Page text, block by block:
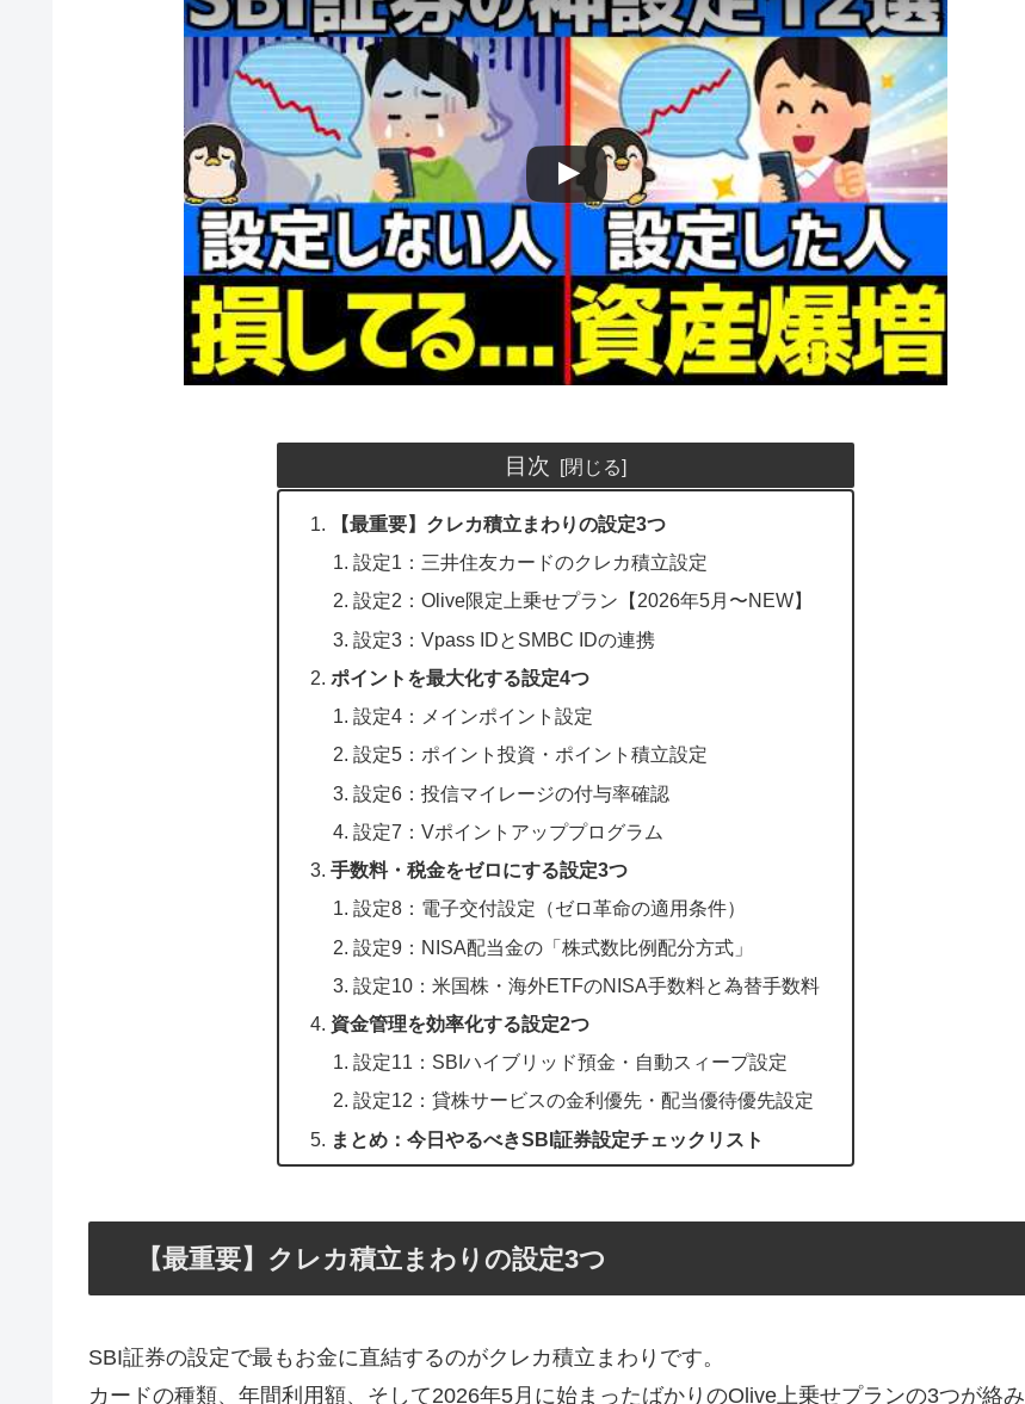
目次
【最重要】クレカ積立まわりの設定3つ
設定1：三井住友カードのクレカ積立設定
設定2：Olive限定上乗せプラン【2026年5月〜NEW】
設定3：Vpass IDとSMBC IDの連携
ポイントを最大化する設定4つ
設定4：メインポイント設定
設定5：ポイント投資・ポイント積立設定
設定6：投信マイレージの付与率確認
設定7：Vポイントアッププログラム
手数料・税金をゼロにする設定3つ
設定8：電子交付設定（ゼロ革命の適用条件）
設定9：NISA配当金の「株式数比例配分方式」
設定10：米国株・海外ETFのNISA手数料と為替手数料
資金管理を効率化する設定2つ
設定11：SBIハイブリッド預金・自動スィープ設定
設定12：貸株サービスの金利優先・配当優待優先設定
まとめ：今日やるべきSBI証券設定チェックリスト
【最重要】クレカ積立まわりの設定3つ
SBI証券の設定で最もお金に直結するのがクレカ積立まわりです。
カードの種類、年間利用額、そして2026年5月に始まったばかりのOlive上乗せプランの3つが絡み